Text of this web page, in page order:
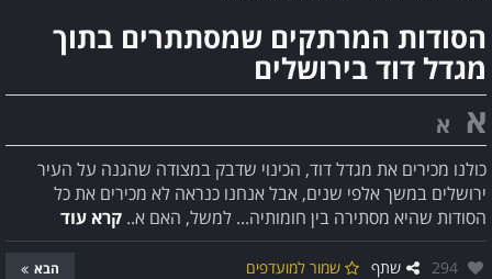
הסודות המרתקים שמסתתרים בתוך
מגדל דוד בירושלים
א א
כולנו מכירים את מגדל דוד, הכינוי שדבק במצודה שהגנה על העיר
ירושלים במשך אלפי שנים, אבל אנחנו כנראה לא מכירים את כל
הסודות שהיא מסתירה בין חומותיה... למשל, האם א.. קרא עוד
אהבו:
294 שתף שמור למועדפים הבא